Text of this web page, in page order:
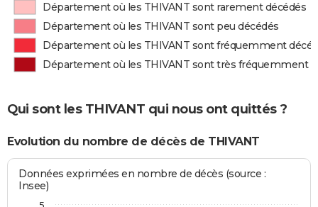
Département où les THIVANT sont rarement décédés
Département où les THIVANT sont peu décédés
Département où les THIVANT sont fréquemment
Département où les THIVANT sont très fréquemment
Qui sont les THIVANT qui nous ont quittés ?
Evolution du nombre de décès de THIVANT
Données exprimées en nombre de décès (source :
Insee)